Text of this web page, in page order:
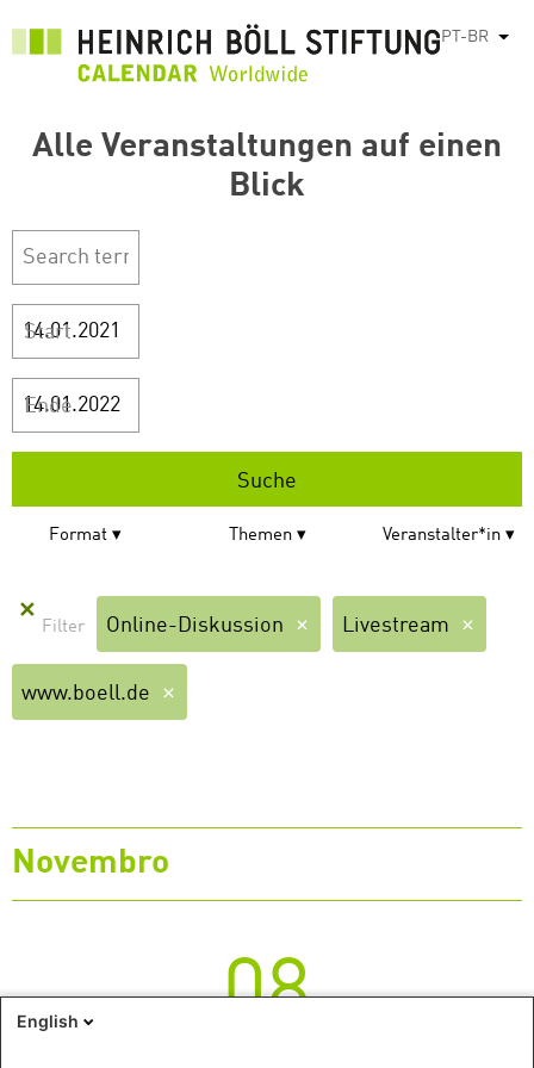
principal
PT-BR
Alle Veranstaltungen auf einen
Blick
Start
Ende
Format Themen Veranstalter*in
✕
Online-Diskussion Livestream
www.boell.de
Novembro
08
English